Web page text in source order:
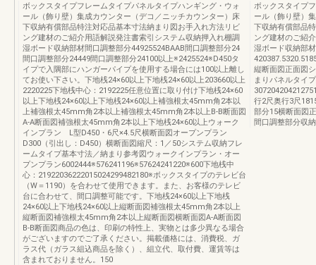
ボックスタイプフレームタイプパネルタイプハンギング・ウォ
ール（飾り壁）集成カウンター（デコ／ニッチカウンター）床
下収納有償部品特注対応品基本寸法納まり図お手入れ方法リビ
ング建材のご紹介用語解説発注書索引システム収納押入れ棚調
湿ボード収納部材間口調整部分44925524BAAB間口調整部分24
間口調整部分24449間口調整部分24100以上※2425524※D450タ
イプで入隅部にハンガーパイプを使用する場合には100以上離し
てお使い下さい。下地桟24×60以上下地桟24×60以上203660以上
2220225下地桟中心：2192225任意位置に取り付け下地桟24×60
以上下地桟24×60以上下地桟24×60以上補強根太45mm角2本以
上補強根太45mm角2本以上補強根太45mm角2本以上B-B断面図
A-A断面図補強根太45mm角2本以上下地桟24×60以上ウォーク
インプラン L型D450・6尺×4.5尺横断面図オープンプラン
D300（引出し：D450）横断面図縮尺：1／50システム収納フレ
ームタイプ基本寸法／納まり参考図ウォークインプラン・オー
プンプラン6002444※576241196※57624241220※600下地桟中
心：21922036222015024299482180※ボックスタイプのテレビ台
（W＝1190）を合わせて使用できます。また、お客様のテレビ
台に合わせて、間口調整可能です。下地桟24×60以上下地桟
24×60以上下地桟24×60以上縦断面図補強根太45mm角2本以上
縦断面図補強根太45mm角2本以上縦断面図横断面図A-A断面図
B-B断面図商品の色は、印刷の特性上、実物とは多少異なる場合
がございますのでご了承ください。掲載価格には、消費税、ガ
ラス代（ガラス組込商品を除く）、組立代、取付費、運賃等は
含まれておりません。150
ボックスタイプ
ール（飾り壁）
下収納有償部品
ング建材のご紹
湿ボード収納部
縦断面図正面図
まりパネルタイ
行2尺奥行3尺
部分15横断面図
間口調整部分収